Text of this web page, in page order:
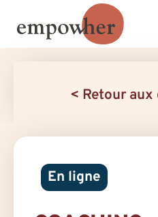
< Retour aux
En ligne